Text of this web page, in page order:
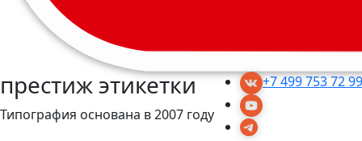
престиж этикетки
Типография основана в 2007 году
+7 499 753 72 99